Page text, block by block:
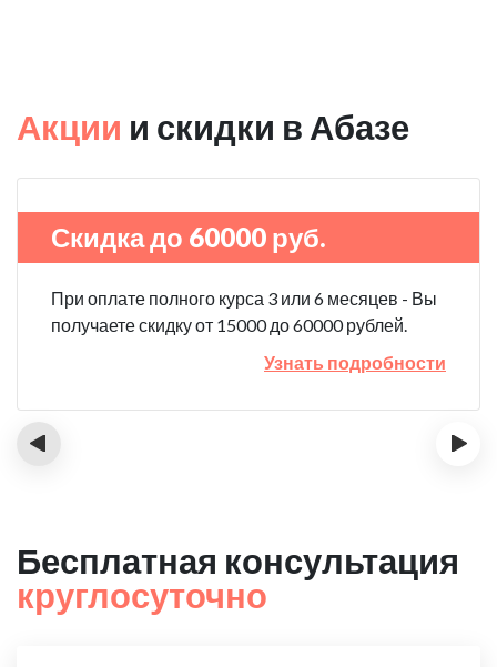
Акции и скидки в Абазе
Скидка до 60000 руб.
При оплате полного курса 3 или 6 месяцев - Вы
получаете скидку от 15000 до 60000 рублей.
Узнать подробности
‹ ›
Бесплатная консультация
круглосуточно